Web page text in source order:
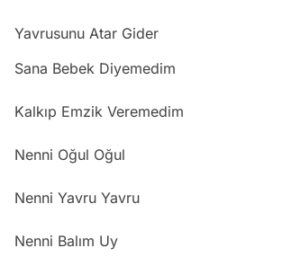
Yavrusunu Atar Gider
Sana Bebek Diyemedim
Kalkıp Emzik Veremedim
Nenni Oğul Oğul
Nenni Yavru Yavru
Nenni Balım Uy